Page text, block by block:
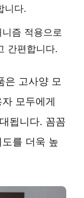
니다.
즘 적용으로
간편합니다.
은 고사양 모
모두에게
됩니다. 꼼꼼
를 더욱 높